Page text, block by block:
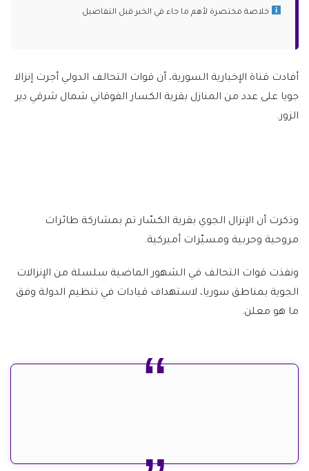
خلاصة مختصرة لأهم ما جاء في الخبر قبل التفاصيل
أفادت قناة الإخبارية السورية، أن قوات التحالف الدولي أجرت إنزالا
جويا على عدد من المنازل بقرية الكسار الفوقاني شمال شرقي دير
الزور.
وذكرت أن الإنزال الجوي بقرية الكسّار تم بمشاركة طائرات
مروحية وحربية ومسيّرات أميركية.
ونفذت قوات التحالف في الشهور الماضية سلسلة من الإنزالات
الجوية بمناطق سوريا، لاستهداف قيادات في تنظيم الدولة وفق
ما هو معلن.